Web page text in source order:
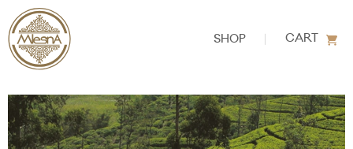
SHOP CART